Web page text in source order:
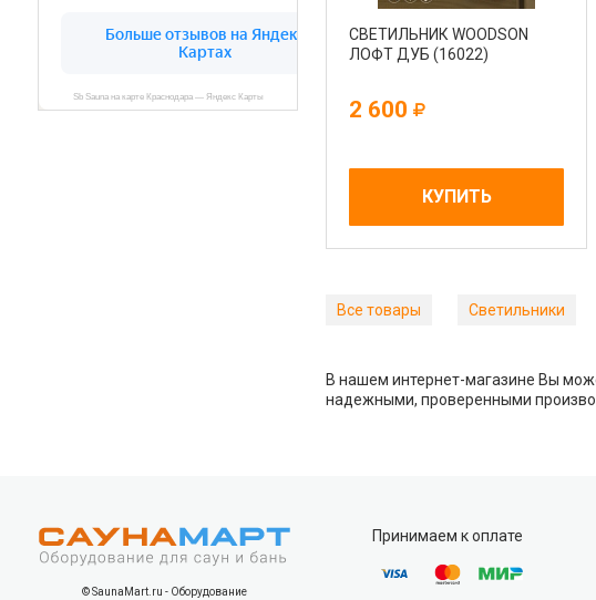
СВЕТИЛЬНИК WOODSON
ЛОФТ ДУБ (16022)
2 600
КУПИТЬ
Все товары Светильники
В нашем интернет-магазине Вы
надежными, проверенными
© SaunaMart.ru - Оборудование
Принимаем к оплате